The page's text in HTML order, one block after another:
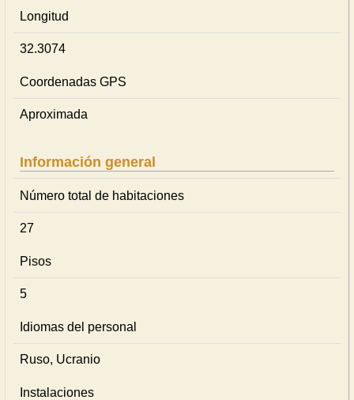
Longitud
32.3074
Coordenadas GPS
Aproximada
Información general
Número total de habitaciones
27
Pisos
5
Idiomas del personal
Ruso, Ucranio
Instalaciones